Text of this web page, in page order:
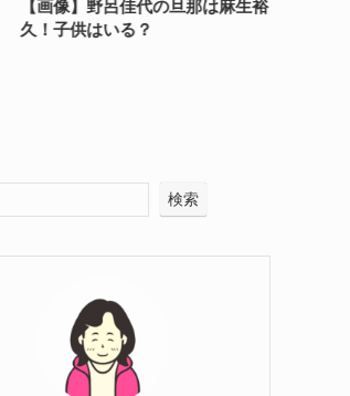
【画像】野呂佳代の旦那は麻生裕
久！子供はいる？
検索